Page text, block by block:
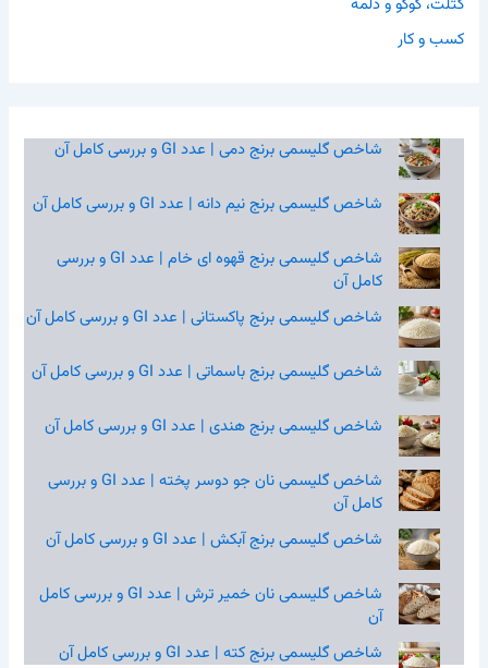
کتلت، کوکو و دلمه
کسب و کار
شاخص گلیسمی برنج دمی | عدد GI و بررسی کامل آن
شاخص گلیسمی برنج نیم‌ دانه | عدد GI و بررسی کامل آن
شاخص گلیسمی برنج قهوه‌ ای خام | عدد GI و بررسی
کامل آن
شاخص گلیسمی برنج پاکستانی | عدد GI و بررسی کامل آن
شاخص گلیسمی برنج باسماتی | عدد GI و بررسی کامل آن
شاخص گلیسمی برنج هندی | عدد GI و بررسی کامل آن
شاخص گلیسمی نان جو دوسر پخته | عدد GI و بررسی
کامل آن
شاخص گلیسمی برنج آبکش | عدد GI و بررسی کامل آن
شاخص گلیسمی نان خمیر ترش | عدد GI و بررسی کامل
آن
شاخص گلیسمی برنج کته | عدد GI و بررسی کامل آن